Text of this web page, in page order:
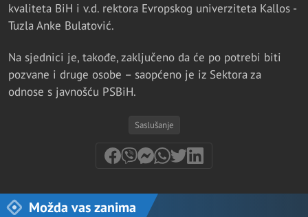
kvaliteta BiH i v.d. rektora Evropskog univerziteta Kallos -
Tuzla Anke Bulatović.
Na sjednici je, takođe, zaključeno da će po potrebi biti
pozvane i druge osobe – saopćeno je iz Sektora za
odnose s javnošću PSBiH.
Saslušanje
Možda vas zanima